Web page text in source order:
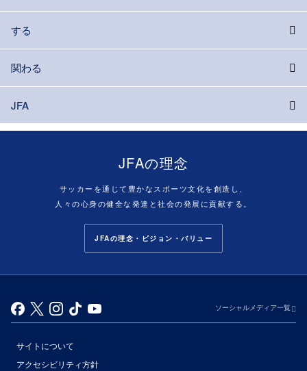
する
関わる
JFA
JFAの理念
サッカーを通じて豊かなスポーツ文化を創造し、
人々の心身の健全な発達と社会の発展に貢献する。
JFAの理念・ビジョン・バリュー
ソーシャルメディア一覧
サイトについて
アクセシビリティ方針